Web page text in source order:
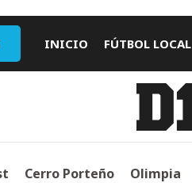
INICIO FÚTBOL LOCAL
Cerro Porteño Olimpia